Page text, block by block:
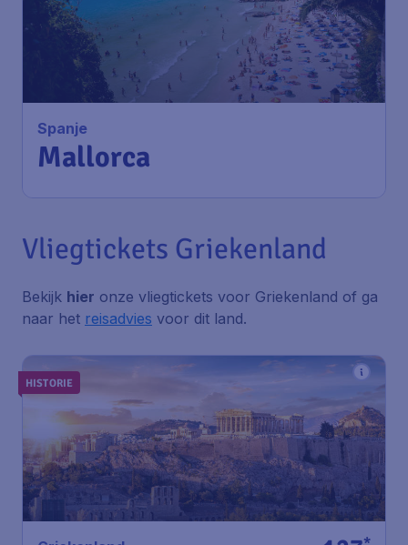
Spanje
Mallorca
€113*
vanaf
Schiphol
Palma de Mallorca
Palma de Mallorca
Vliegtickets Griekenland
Bekijk hier onze vliegtickets voor Griekenland of ga
naar het reisadvies voor dit land.
HISTORIE